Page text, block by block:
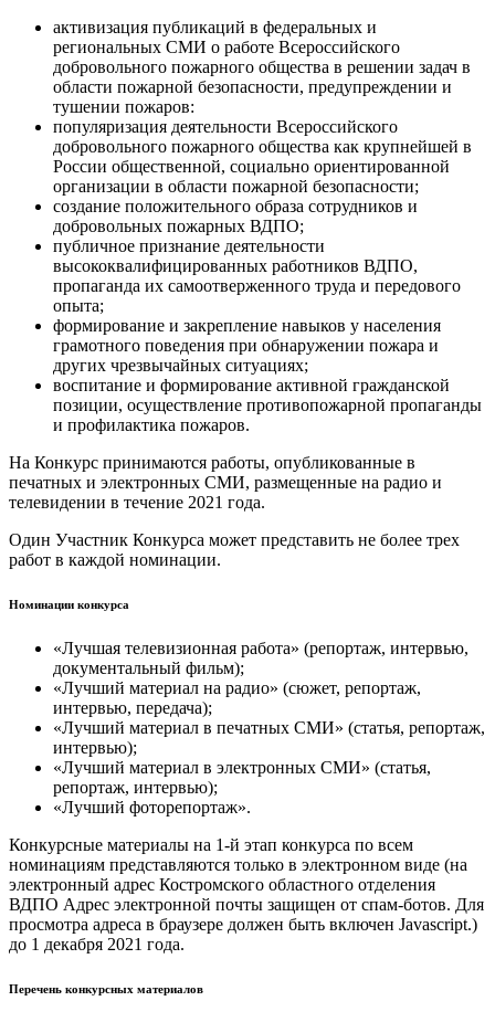
активизация публикаций в федеральных и
региональных СМИ о работе Всероссийского
добровольного пожарного общества в решении задач в
области пожарной безопасности, предупреждении и
тушении пожаров:
популяризация деятельности Всероссийского
добровольного пожарного общества как крупнейшей в
России общественной, социально ориентированной
организации в области пожарной безопасности;
создание положительного образа сотрудников и
добровольных пожарных ВДПО;
публичное признание деятельности
высококвалифицированных работников ВДПО,
пропаганда их самоотверженного труда и передового
опыта;
формирование и закрепление навыков у населения
грамотного поведения при обнаружении пожара и
других чрезвычайных ситуациях;
воспитание и формирование активной гражданской
позиции, осуществление противопожарной пропаганды
и профилактика пожаров.
На Конкурс принимаются работы, опубликованные в
печатных и электронных СМИ, размещенные на радио и
телевидении в течение 2021 года.
Один Участник Конкурса может представить не более трех
работ в каждой номинации.
Номинации конкурса
«Лучшая телевизионная работа» (репортаж, интервью,
документальный фильм);
«Лучший материал на радио» (сюжет, репортаж,
интервью, передача);
«Лучший материал в печатных СМИ» (статья, репортаж,
интервью);
«Лучший материал в электронных СМИ» (статья,
репортаж, интервью);
«Лучший фоторепортаж».
Конкурсные материалы на 1-й этап конкурса по всем
номинациям представляются только в электронном виде (на
электронный адрес Костромского областного отделения
ВДПО Адрес электронной почты защищен от спам-ботов. Для
просмотра адреса в браузере должен быть включен Javascript.)
до 1 декабря 2021 года.
Перечень конкурсных материалов